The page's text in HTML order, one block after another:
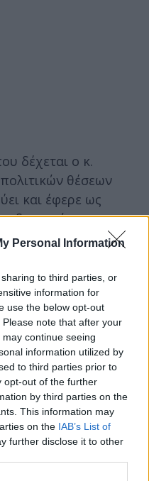
Personal Information
to third parties, or
information for
use the below opt-out
note that after your
continue seeing
information utilized by
to third parties prior to
opt-out of the further
by third parties on the
This information may
on the IAB’s List of
further disclose it to other
δέχεται ο κ.
θέσεων
και έφερε ως
διατυπώσει ο
του ΣΥΡΙΖΑ να
ότι παρά το νεαρό
της εκφράζει
τόνισε ότι εφόσον
στον χώρο να